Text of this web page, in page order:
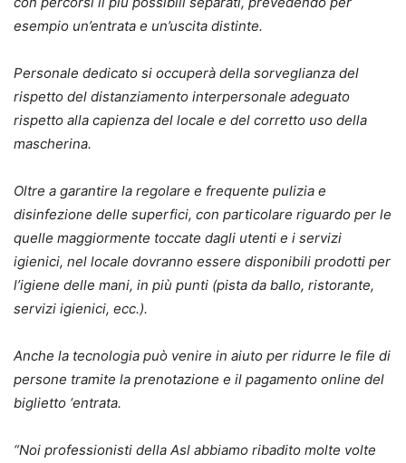
esempio un’entrata e un’uscita distinte.
Personale dedicato si occuperà della sorveglianza del
rispetto del distanziamento interpersonale adeguato
rispetto alla capienza del locale e del corretto uso della
mascherina.
Oltre a garantire la regolare e frequente pulizia e
disinfezione delle superfici, con particolare riguardo per le
quelle maggiormente toccate dagli utenti e i servizi
igienici, nel locale dovranno essere disponibili prodotti per
l’igiene delle mani, in più punti (pista da ballo, ristorante,
servizi igienici, ecc.).
Anche la tecnologia può venire in aiuto per ridurre le file di
persone tramite la prenotazione e il pagamento online del
biglietto ‘entrata.
“Noi professionisti della Asl abbiamo ribadito molte volte